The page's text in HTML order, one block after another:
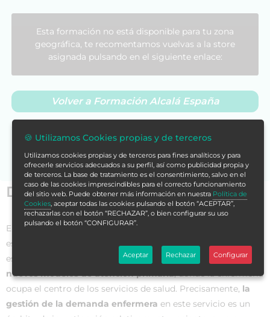
Datos generales
En la sociedad contemporánea
esperados, como el envejecimiento o el mayor énfasis en el
estilo de vida saludable, conllevan a los países a desarrollar
nuevos modelos de atención primaria, donde la enfermería
ocupa el centro de los servicios de salud. Precisamente, la
gestión de la demanda enfermera en este servicio es un
Esta formación no está disponible para tu zona
geográfica, te recomentamos vuelvas a la store
asignada pulsando en el siguiente enlace:
Volver a Formación Alcalá España
Si no encuentras la formación en tu store,
para asesorarte.
🍪 Utilizamos Cookies propias y de terceros
Utilizamos cookies propias y de terceros para fines analíticos y para
ofrecerle servicios adecuados a su perfil, así como publicidad propia y
de terceros. La base de tratamiento es el consentimiento, salvo en el
caso de las cookies imprescindibles para el correcto funcionamiento
del sitio web. Puede obtener más información en nuestra Política de
Cookies , aceptar todas las cookies pulsando el botón “ACEPTAR”,
rechazarlas con el botón “RECHAZAR”, o bien configurar su uso
pulsando el botón “CONFIGURAR”.
Aceptar Rechazar Configurar